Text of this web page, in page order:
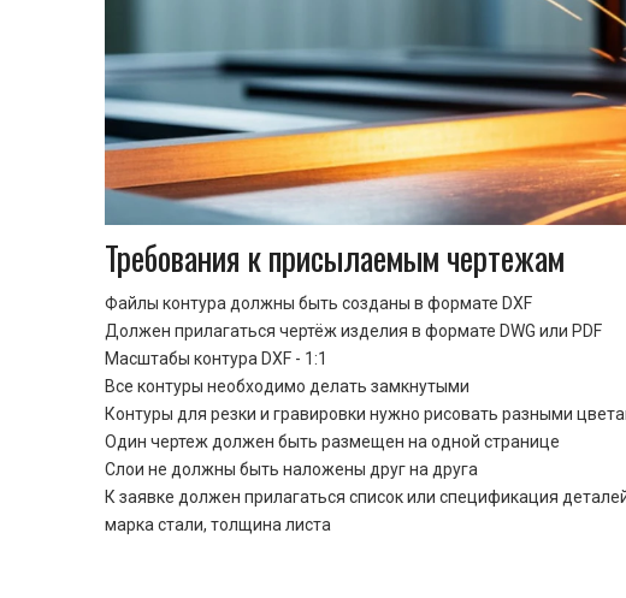
Требования к присылаемым чертежам
Файлы контура должны быть созданы в формате DXF
Должен прилагаться чертёж изделия в формате DWG или PDF
Масштабы контура DXF - 1:1
Все контуры необходимо делать замкнутыми
Контуры для резки и гравировки нужно рисовать разными
Один чертеж должен быть размещен на одной странице
Cлои не должны быть наложены друг на друга
К заявке должен прилагаться список или спецификация
марка стали, толщина листа